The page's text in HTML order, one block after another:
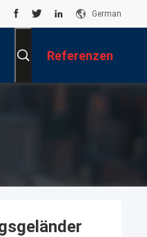
German
Referenzen